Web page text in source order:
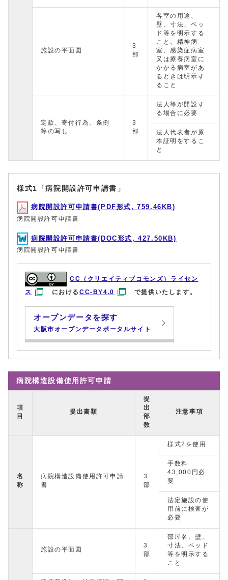
施設の平面図
3
部
各室の用途、
壁、寸法、ベッ
ド等を明示する
こと。精神病
室、感染症病室
又は療養病室に
かかる病室があ
るときは明示す
ること
定款、寄付行為、条例
等の写し
3
部
法人等が開設す
る場合に必要
法人代表者が原
本証明をするこ
と
様式1「病院開設許可申請書」
病院開設許可申請書(PDF形式, 759.46KB)
病院開設許可申請書
病院開設許可申請書(DOC形式, 427.50KB)
病院開設許可申請書
CC（クリエイティブコモンズ）ライセン
ス
におけるCC-BY4.0 で提供いたします。
オープンデータを探す
大阪市オープンデータポータルサイト
病院構造設備使用許可申請
項
目
提出書類
提
出
部
数
注意事項
名
称
病院構造設備使用許可申請
書
3
部
様式2を使用
手数料
43,000円必
要
法定施設の使
用前に検査が
必要
施設の平面図
3
部
部屋名、壁、
寸法、ベッド
等を明示する
こと